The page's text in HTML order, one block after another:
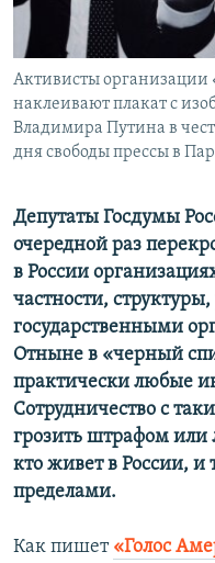
ELIFBE
УКРАИНСКАЯ ПРОБЛЕМА
Все сайты RFE/RL
Активисты организации
наклеивают плакат с
Владимира Путина в
дня свободы прессы в
Депутаты Госдумы
очередной раз
в России
частности,
государственными
Отныне в «черный
практически любые
Сотрудничество с
грозить штрафом
кто живет в России, и
пределами.
Как пишет «Голос